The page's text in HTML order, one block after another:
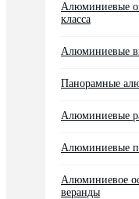
Алюминиевые
класса
Алюминиевые
Панорамные
Алюминиевые
Алюминиевые
Алюминиевое
веранды